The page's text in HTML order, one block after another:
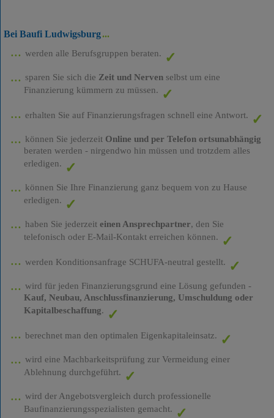
Bei Baufi Ludwigsburg
werden alle Berufsgruppen beraten.
sparen Sie sich die Zeit und Nervenselbst um eine
Finanzierung kümmern zu müssen.
erhalten Sie auf Finanzierungsfragen schnell eine Antwort.
können Sie jederzeit Online und per Telefon ortsunabhängig
beraten werden - nirgendwo hin müssen und trotzdem alles
erledigen.
können Sie Ihre Finanzierung ganz bequem von zu Hause
erledigen.
haben Sie jederzeit einen Ansprechpartner, den Sie
telefonisch oder E-Mail-Kontakt erreichen können.
werden Konditionsanfrage SCHUFA-neutral gestellt.
wird für jeden Finanzierungsgrund eine Lösung gefunden -
Kauf, Neubau, Anschlussfinanzierung, Umschuldung oder
Kapitalbeschaffung.
berechnet man den optimalen Eigenkapitaleinsatz.
wird eine Machbarkeitsprüfung zur Vermeidung einer
Ablehnung durchgeführt.
wird der Angebotsvergleich durch professionelle
Baufinanzierungsspezialisten gemacht.